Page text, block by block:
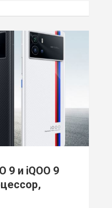
9 и iQOO 9